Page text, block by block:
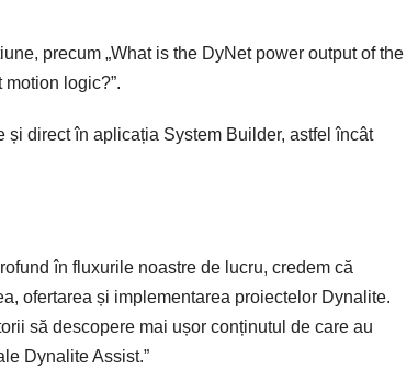
precum „What is the DyNet power output of the
logic?”.
direct în aplicația System Builder, astfel încât
în fluxurile noastre de lucru, credem că
ofertarea și implementarea proiectelor Dynalite.
să descopere mai ușor conținutul de care au
Dynalite Assist.”